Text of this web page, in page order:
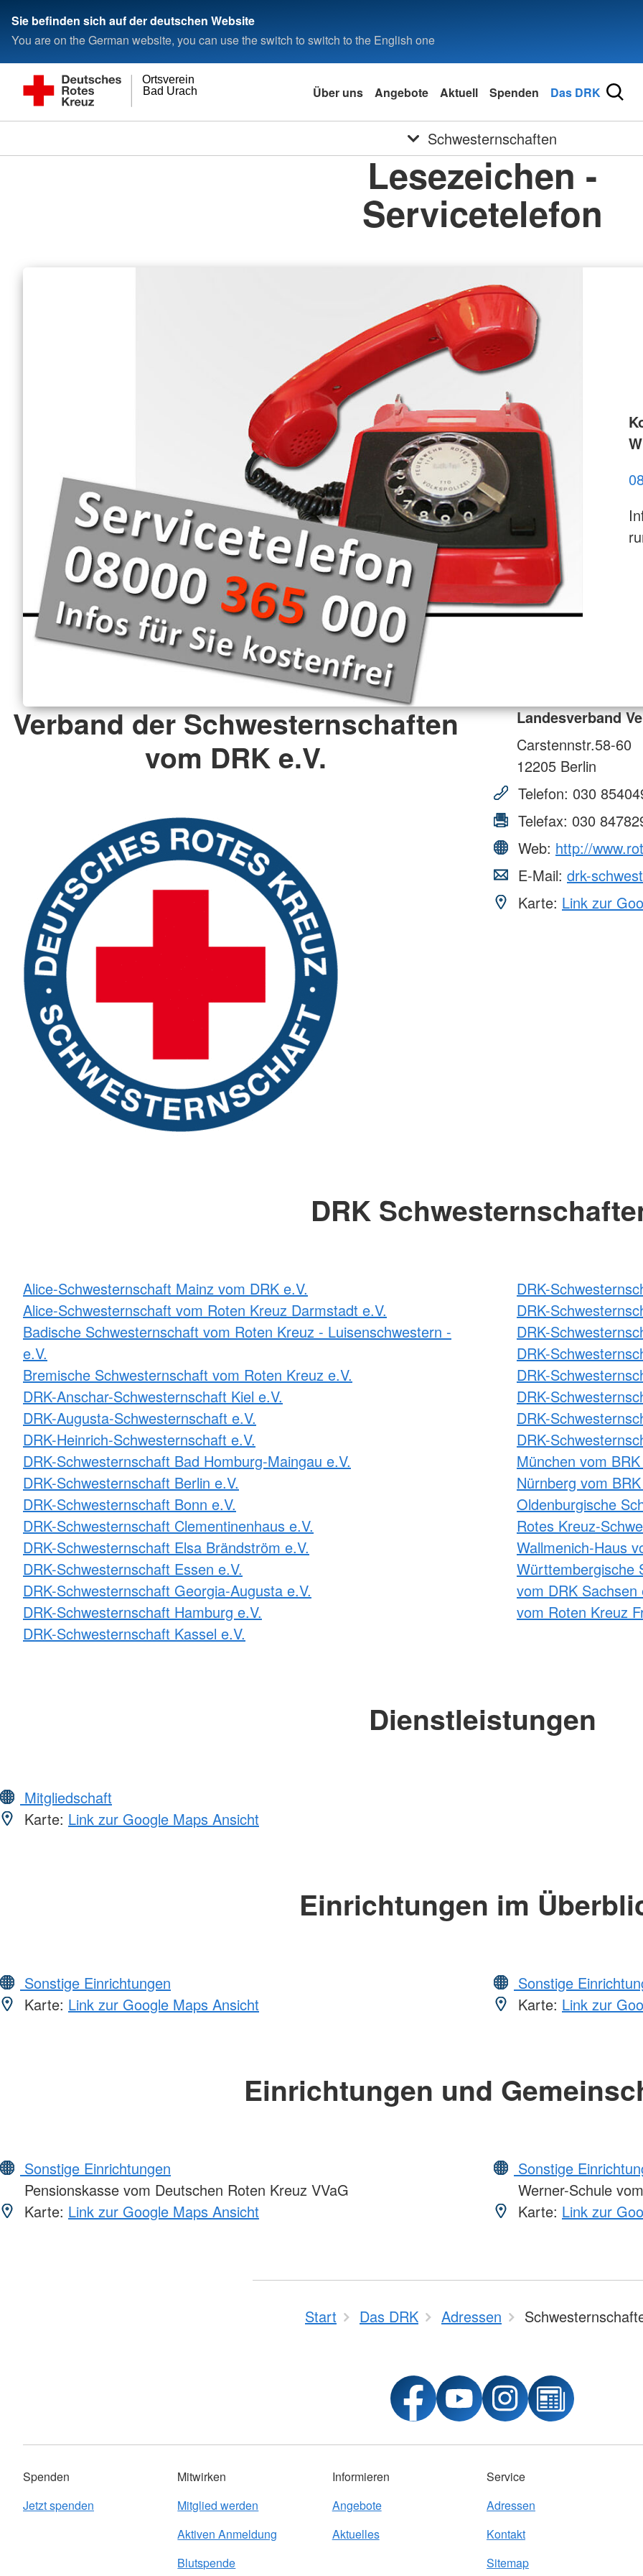
Sie befinden sich auf der deutschen Website
You are on the German website, you can use the switch to switch to the English one
Bad Urach
Ortsverein
Über uns Angebote Aktuell Spenden Das DRK
Schwesternschaften
Lesezeichen -
Servicetelefon
Verband der Schwesternschaften
vom DRK e.V.
Landesverband
Carstennstr.58-60
12205 Berlin
Telefon: 030
Telefax: 030
Web: http://
E-Mail: drk-
Karte: Link zur
DRK
Alice-Schwesternschaft Mainz vom DRK e.V.
Alice-Schwesternschaft vom Roten Kreuz Darmstadt e.V.
Badische Schwesternschaft vom Roten Kreuz - Luisenschwestern -
e.V.
Bremische Schwesternschaft vom Roten Kreuz e.V.
DRK-Anschar-Schwesternschaft Kiel e.V.
DRK-Augusta-Schwesternschaft e.V.
DRK-Heinrich-Schwesternschaft e.V.
DRK-Schwesternschaft Bad Homburg-Maingau e.V.
DRK-Schwesternschaft Berlin e.V.
DRK-Schwesternschaft Bonn e.V.
DRK-Schwesternschaft Clementinenhaus e.V.
DRK-Schwesternschaft Elsa Brändström e.V.
DRK-Schwesternschaft Essen e.V.
DRK-Schwesternschaft Georgia-Augusta e.V.
DRK-Schwesternschaft Hamburg e.V.
DRK-Schwesternschaft Kassel e.V.
DRK-
DRK-
DRK-
DRK-
DRK-
DRK-
DRK-
DRK-
München vom
Nürnberg vom
Oldenburgische
Rotes Kreuz-
Wallmenich-Haus
Württembergische
vom DRK Sachsen
vom Roten Kreuz
Dienstleistungen
Mitgliedschaft
Karte: Link zur Google Maps Ansicht
Einrichtungen im
Sonstige Einrichtungen
Karte: Link zur Google Maps Ansicht
Sonstige
Karte: Link zur
Einrichtungen und
Sonstige Einrichtungen
Pensionskasse vom Deutschen Roten Kreuz VVaG
Karte: Link zur Google Maps Ansicht
Sonstige
Werner-Schule
Karte: Link zur
Start Das DRK Adressen
Spenden
Jetzt spenden
Mitwirken
Mitglied werden
Aktiven Anmeldung
Blutspende
Informieren
Angebote
Aktuelles
Service
Adressen
Kontakt
Sitemap